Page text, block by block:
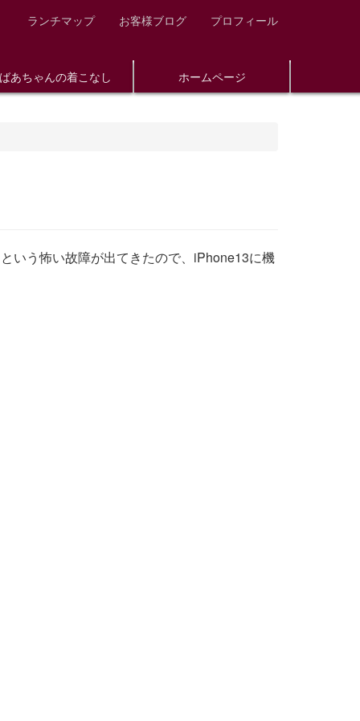
ランチマップ お客様ブログ プロフィール
ばあちゃんの着こなし ホームページ
いう怖い故障が出てきたので、iPhone13に機